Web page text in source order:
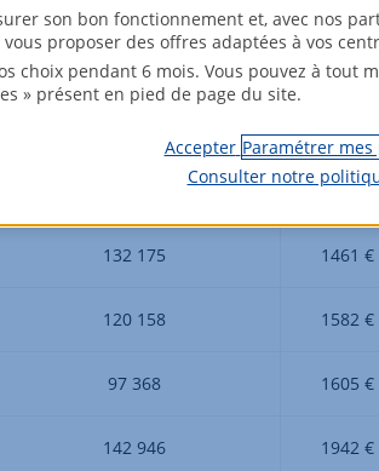
172 565 1191 €
1437 €
132 175 1461 €
120 158 1582 €
97 368 1605 €
142 946 1942 €
son bon fonctionnement et, avec nos
proposer des offres adaptées à vos
choix pendant 6 mois. Vous pouvez à tout
» présent en pied de page du site.
Accepter Paramétrer
Consulter notre